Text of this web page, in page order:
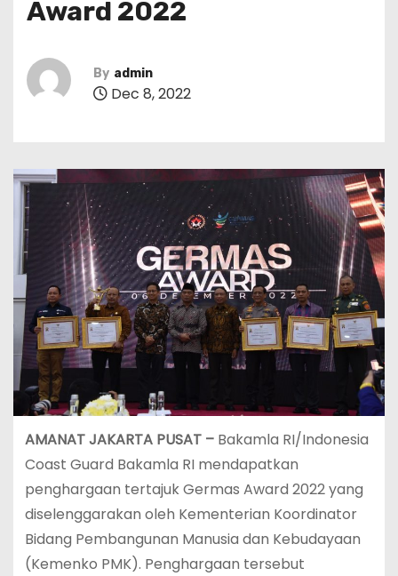
Award 2022
By admin
Dec 8, 2022
AMANAT JAKARTA PUSAT – Bakamla RI/Indonesia
Coast Guard Bakamla RI mendapatkan
penghargaan tertajuk Germas Award 2022 yang
diselenggarakan oleh Kementerian Koordinator
Bidang Pembangunan Manusia dan Kebudayaan
(Kemenko PMK). Penghargaan tersebut